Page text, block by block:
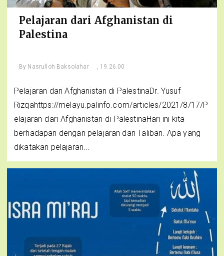
Pelajaran dari Afghanistan di
Palestina
By Nasrulloh Baksolahar , 19.26.00
Pelajaran dari Afghanistan di PalestinaDr. Yusuf
Rizqahttps://melayu.palinfo.com/articles/2021/8/17/P
elajaran-dari-Afghanistan-di-PalestinaHari ini kita
berhadapan dengan pelajaran dari Taliban. Apa yang
dikatakan pelajaran...